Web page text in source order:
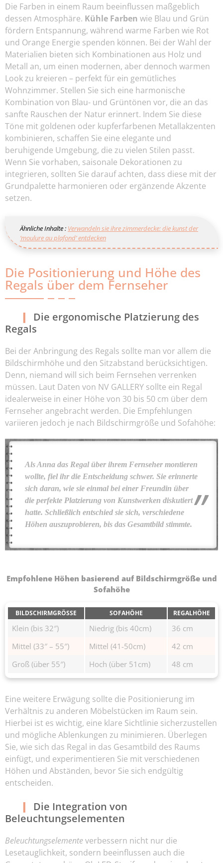
Die Farben in einem Raum beeinflussen maßgeblich
dessen Atmosphäre. Kühle Farben wie Blau und Grün
fördern Entspannung, während warme Farben wie Rot
und Orange Energie spenden können. Bei der Wahl der
Materialien bieten sich Kombinationen aus Holz und
Metall an, um einen modernen, aber dennoch warmen
Look zu kreieren – perfekt für ein gemütliches
Wohnzimmer. Stellen Sie sich eine harmonische
Kombination von Blau- und Grüntönen vor, die an das
sanfte Rauschen der Natur erinnert. Indem Sie diese
Töne mit goldenen oder kupferfarbenen Metallakzenten
kombinieren, schaffen Sie eine elegante und
beruhigende Umgebung, die zu vielen Stilen passt.
Wenn Sie vorhaben, saisonale Dekorationen zu
integrieren, sollten Sie darauf achten, dass diese mit der
Grundpalette harmonieren oder ergänzende Akzente
setzen.
Ähnliche Inhalte : Verwandeln sie ihre zimmerdecke: die kunst der
‘moulure au plafond’ entdecken
Die Positionierung und Höhe des
Regals über dem Fernseher
Die ergonomische Platzierung des
Regals
Bei der Anbringung des Regals sollte man vor allem die
Bildschirmhöhe und den Sitzabstand berücksichtigen.
Denn, niemand will sich beim Fernsehen verrenken
müssen. Laut Daten von NV GALLERY sollte ein Regal
idealerweise in einer Höhe von 30 bis 50 cm über dem
Fernseher angebracht werden. Die Empfehlungen
variieren jedoch je nach Bildschirmgröße und Sofahöhe:
Als Anna das Regal über ihrem Fernseher montieren
wollte, fiel ihr die Entscheidung schwer. Sie erinnerte
sich daran, wie sie einmal bei einer Freundin über
die perfekte Platzierung von Kunstwerken diskutiert
hatte. Schließlich entschied sie sich, verschiedene
Höhen auszuprobieren, bis das Gesamtbild stimmte.
Empfohlene Höhen basierend auf Bildschirmgröße und
Sofahöhe
BILDSCHIRMGRÖSSE SOFAHÖHE REGALHÖHE
Klein (bis 32″) Niedrig (bis 40cm)
36 cm
Mittel (33″ – 55″)
Mittel (41-50cm)
42 cm
Groß (über 55″)
Hoch (über 51cm) 48 cm
Eine weitere Erwägung sollte die Positionierung im
Verhältnis zu anderen Möbelstücken im Raum sein.
Hierbei ist es wichtig, eine klare Sichtlinie sicherzustellen
und mögliche Ablenkungen zu minimieren. Überlegen
Sie, wie sich das Regal in das Gesamtbild des Raums
einfügt, und experimentieren Sie mit verschiedenen
Höhen und Abständen, bevor Sie sich endgültig
entscheiden.
Die Integration von
Beleuchtungselementen
Beleuchtungselementeverbessern nicht nur die
Lesetauglichkeit, sondern beeinflussen auch die